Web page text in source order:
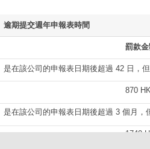
逾期提交週年申報表時間
罰款
是在該公司的申報表日期後超過 42 日，
870
是在該公司的申報表日期後超過 3 個月，
1740